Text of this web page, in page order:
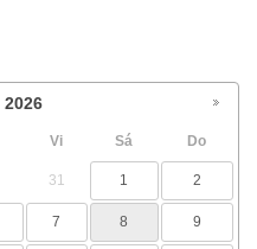
2026
Vi Sá Do
31 1 2
7 8 9